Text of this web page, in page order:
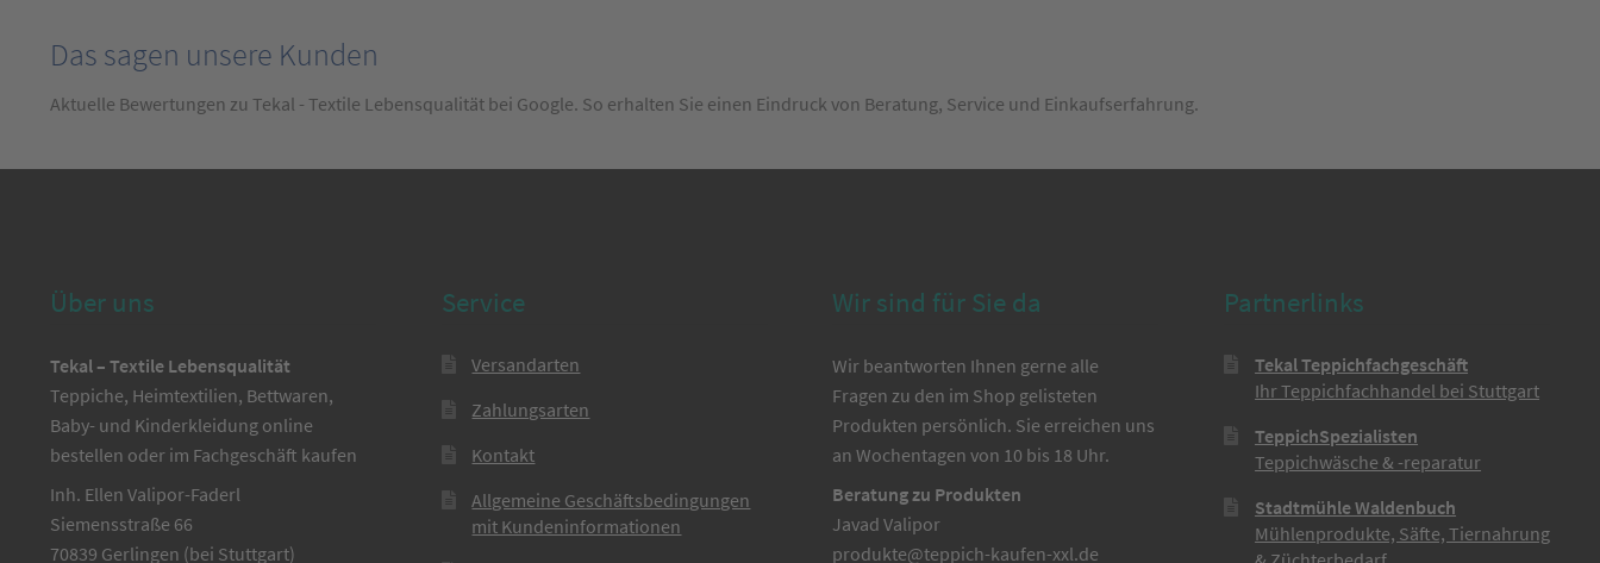
Das sagen unsere Kunden
Aktuelle Bewertungen zu Tekal - Textile Lebensqualität bei Google. So erhalten Sie einen Eindruck von Beratung, Service und Einkaufserfahrung.
Über uns
Tekal – Textile Lebensqualität
Teppiche, Heimtextilien, Bettwaren,
Baby- und Kinderkleidung online
bestellen oder im Fachgeschäft kaufen
Inh. Ellen Valipor-Faderl
Siemensstraße 66
70839 Gerlingen (bei Stuttgart)
Service
Versandarten
Zahlungsarten
Kontakt
Allgemeine Geschäftsbedingungen
mit Kundeninformationen
Wir sind für Sie da
Wir beantworten Ihnen gerne alle
Fragen zu den im Shop gelisteten
Produkten persönlich. Sie erreichen uns
an Wochentagen von 10 bis 18 Uhr.
Beratung zu Produkten
Javad Valipor
produkte@teppich-kaufen-xxl.de
Partnerlinks
Tekal Teppichfachgeschäft
Ihr Teppichfachhandel bei Stuttgart
TeppichSpezialisten
Teppichwäsche & -reparatur
Stadtmühle Waldenbuch
Mühlenprodukte, Säfte, Tiernahrung